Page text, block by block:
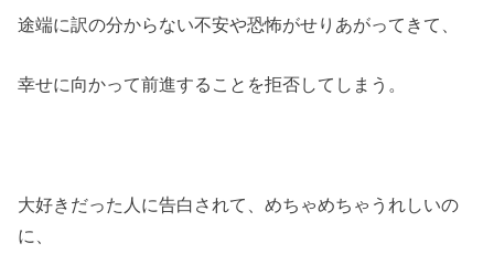
途端に訳の分からない不安や恐怖がせりあがってきて、
幸せに向かって前進することを拒否してしまう。
大好きだった人に告白されて、めちゃめちゃうれしいの
に、